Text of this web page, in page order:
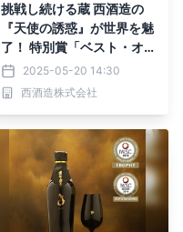
挑戦し続ける蔵 西酒造の
『天使の誘惑』が世界を魅
了！ 特別賞「ベスト・オ
ブ・ザ・ベスト」＆「最高
金賞」をW受賞
2025-05-20 14:30
西酒造株式会社